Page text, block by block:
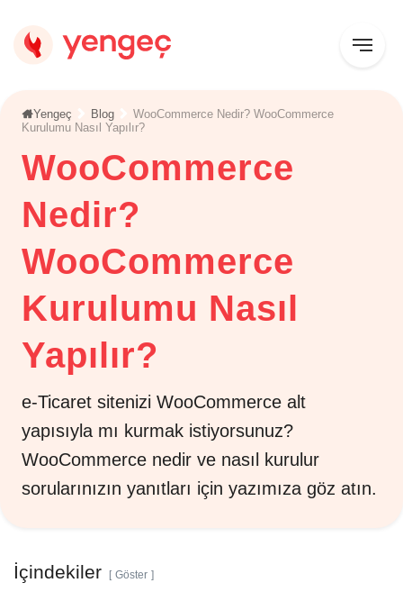
Yengeç Blog
WooCommerce Nedir? WooCommerce
Kurulumu Nasıl Yapılır?
WooCommerce
Nedir?
WooCommerce
Kurulumu Nasıl
Yapılır?
e-Ticaret sitenizi WooCommerce alt
yapısıyla mı kurmak istiyorsunuz?
WooCommerce nedir ve nasıl kurulur
sorularınızın yanıtları için yazımıza göz atın.
İçindekiler Göster